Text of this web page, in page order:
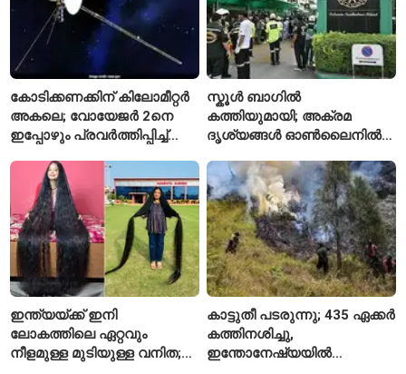
കോടിക്കണക്കിന് കിലോമീറ്റർ
അകലെ; വോയേജർ 2നെ
ഇപ്പോഴും പ്രവർത്തിപ്പിച്ച്
സ്കൂൾ ബാഗിൽ
കത്തിയുമായി; അക്രമ
ദൃശ്യങ്ങൾ ഓൺലൈനിൽ
കൗമാരക്കാരൻ
ഇന്ത്യയ്ക്ക് ഇനി
ലോകത്തിലെ ഏറ്റവും
നീളമുള്ള മുടിയുള്ള വനിത;
കാട്ടുതീ പടരുന്നു; 435 ഏക്കർ
കത്തിനശിച്ചു,
ഇന്തോനേഷ്യയിൽ